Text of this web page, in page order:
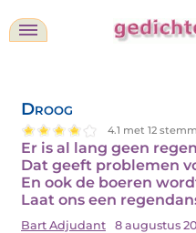
Droog
4.1 met 12
Er is al lang geen
Dat geeft problemen
En ook de boeren
Laat ons een
Bart Adjudant 8 augustus